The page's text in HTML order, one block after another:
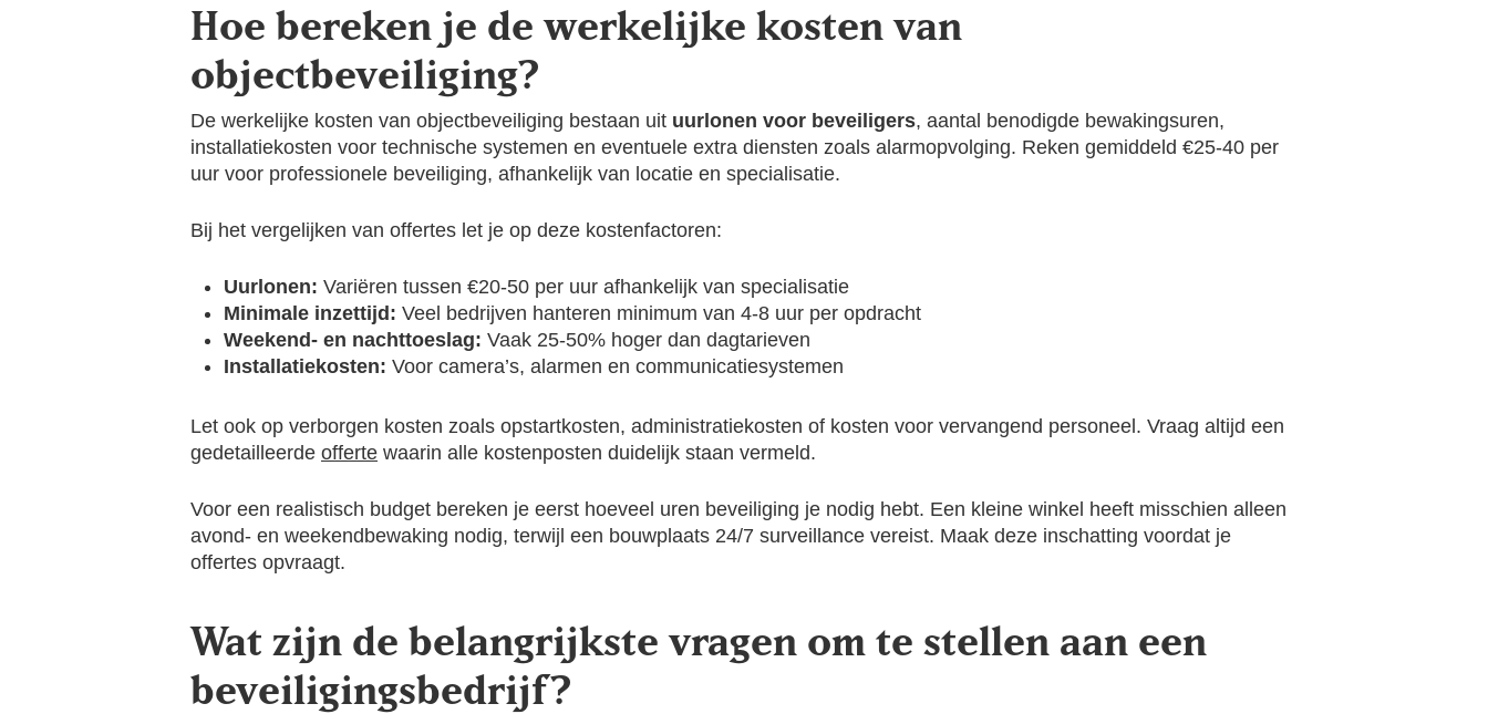
Hoe bereken je de werkelijke kosten van
objectbeveiliging?
De werkelijke kosten van objectbeveiliging bestaan uit uurlonen voor beveiligers, aantal benodigde bewakingsuren,
installatiekosten voor technische systemen en eventuele extra diensten zoals alarmopvolging. Reken gemiddeld €25-40 per
uur voor professionele beveiliging, afhankelijk van locatie en specialisatie.
Bij het vergelijken van offertes let je op deze kostenfactoren:
Uurlonen: Variëren tussen €20-50 per uur afhankelijk van specialisatie
Minimale inzettijd: Veel bedrijven hanteren minimum van 4-8 uur per opdracht
Weekend- en nachttoeslag: Vaak 25-50% hoger dan dagtarieven
Installatiekosten: Voor camera’s, alarmen en communicatiesystemen
Let ook op verborgen kosten zoals opstartkosten, administratiekosten of kosten voor vervangend personeel. Vraag altijd een
gedetailleerde offerte waarin alle kostenposten duidelijk staan vermeld.
Voor een realistisch budget bereken je eerst hoeveel uren beveiliging je nodig hebt. Een kleine winkel heeft misschien alleen
avond- en weekendbewaking nodig, terwijl een bouwplaats 24/7 surveillance vereist. Maak deze inschatting voordat je
offertes opvraagt.
Wat zijn de belangrijkste vragen om te stellen aan een
beveiligingsbedrijf?